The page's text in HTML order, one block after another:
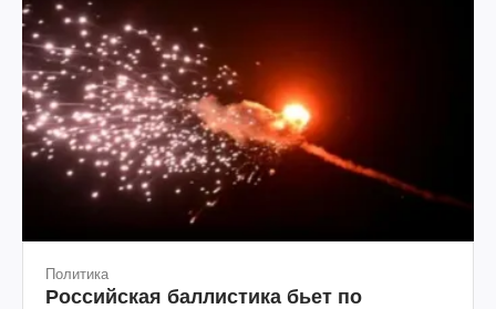
Политика
Российская баллистика бьет по